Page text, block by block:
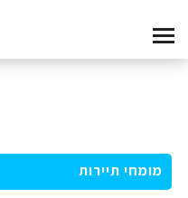
מומחי תיירות